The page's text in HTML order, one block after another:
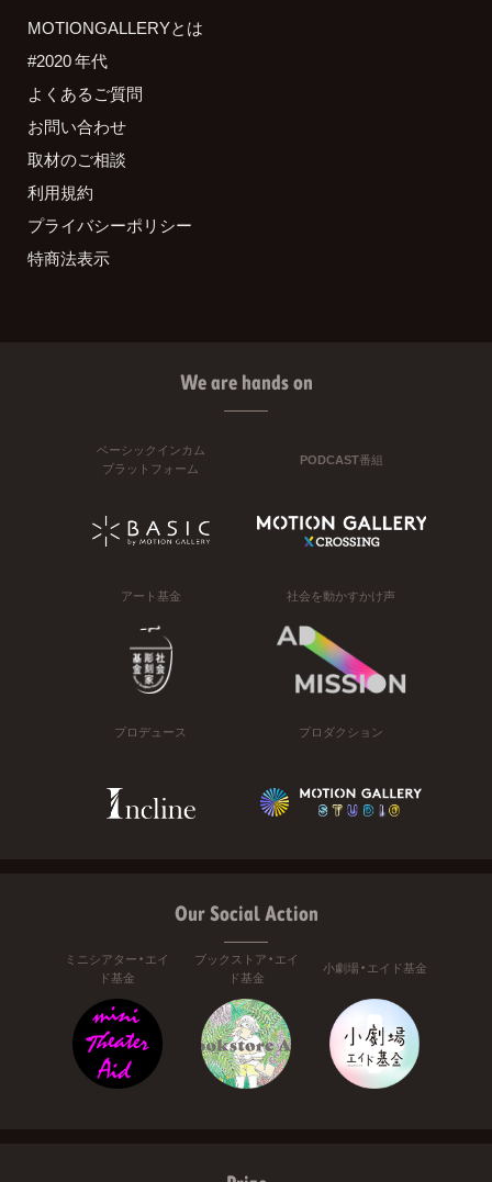
MOTIONGALLERYとは
#2020 年代
よくあるご質問
お問い合わせ
取材のご相談
利用規約
プライバシーポリシー
特商法表示
We are hands on
ベーシックインカム
プラットフォーム
PODCAST番組
アート基金 社会を動かすかけ声
プロデュース プロダクション
Our Social Action
ミニシアター・エイ
ド基金
ブックストア・エイ
ド基金
小劇場・エイド基金